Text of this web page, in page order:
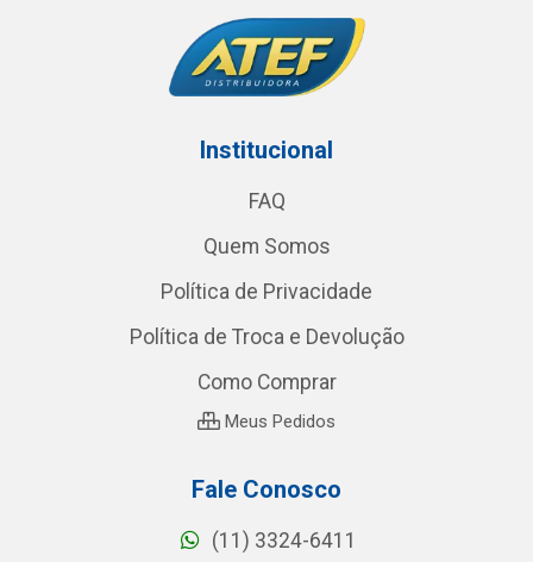
Institucional
FAQ
Quem Somos
Política de Privacidade
Política de Troca e Devolução
Como Comprar
Meus Pedidos
Fale Conosco
(11) 3324-6411